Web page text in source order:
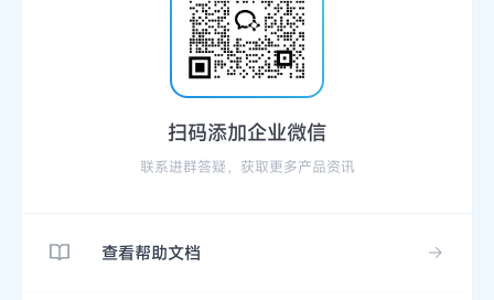
扫码添加企业微信
联系进群答疑，获取更多产品资讯
查看帮助文档